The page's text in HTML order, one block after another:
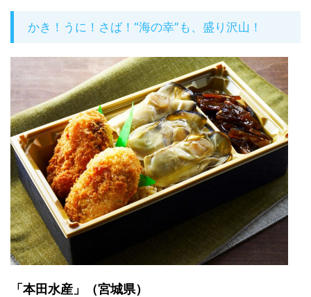
かき！うに！さば！“海の幸”も、盛り沢山！
「本田水産」（宮城県）